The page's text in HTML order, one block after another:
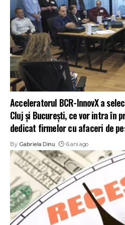
Acceleratorul BCR-InnovX a
Cluj și București, ce vor intra în
dedicat firmelor cu afaceri de
By Gabriela Dinu 6 ani ago